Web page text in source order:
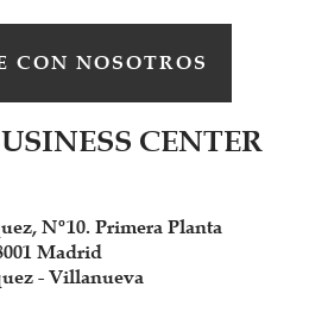
CON NOSOTROS
CENTER
Nº10. Primera Planta
Madrid
- Villanueva